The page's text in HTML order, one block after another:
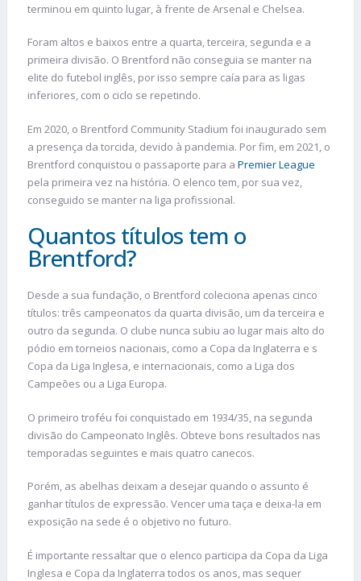
terminou em quinto lugar, à frente de Arsenal e Chelsea.
Foram altos e baixos entre a quarta, terceira, segunda e a
primeira divisão. O Brentford não conseguia se manter na
elite do futebol inglês, por isso sempre caía para as ligas
inferiores, com o ciclo se repetindo.
Em 2020, o Brentford Community Stadium foi inaugurado sem
a presença da torcida, devido à pandemia. Por fim, em 2021, o
Brentford conquistou o passaporte para a Premier League
pela primeira vez na história. O elenco tem, por sua vez,
conseguido se manter na liga profissional.
Quantos títulos tem o
Brentford?
Desde a sua fundação, o Brentford coleciona apenas cinco
títulos: três campeonatos da quarta divisão, um da terceira e
outro da segunda. O clube nunca subiu ao lugar mais alto do
pódio em torneios nacionais, como a Copa da Inglaterra e s
Copa da Liga Inglesa, e internacionais, como a Liga dos
Campeões ou a Liga Europa.
O primeiro troféu foi conquistado em 1934/35, na segunda
divisão do Campeonato Inglês. Obteve bons resultados nas
temporadas seguintes e mais quatro canecos.
Porém, as abelhas deixam a desejar quando o assunto é
ganhar títulos de expressão. Vencer uma taça e deixa-la em
exposição na sede é o objetivo no futuro.
É importante ressaltar que o elenco participa da Copa da Liga
Inglesa e Copa da Inglaterra todos os anos, mas sequer